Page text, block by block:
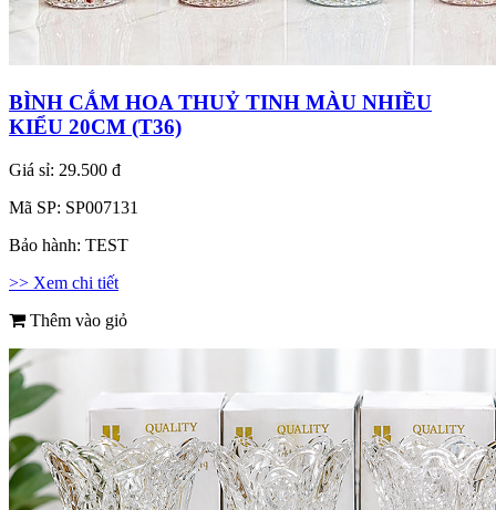
BÌNH CẮM HOA THUỶ TINH MÀU NHIỀU
KIỂU 20CM (T36)
Giá sỉ: 29.500 đ
Mã SP: SP007131
Bảo hành: TEST
>> Xem chi tiết
Thêm vào giỏ